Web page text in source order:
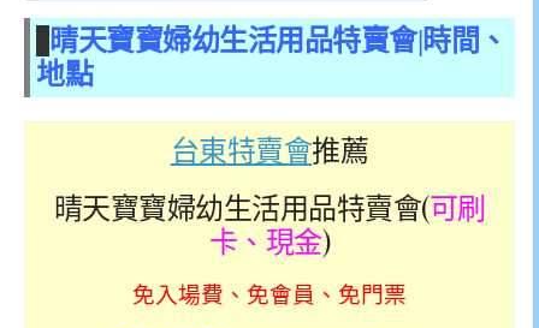
晴天寶寶婦幼生活用品特賣會|時間、
地點
台東特賣會推薦
晴天寶寶婦幼生活用品特賣會(可刷
卡、現金)
免入場費、免會員、免門票